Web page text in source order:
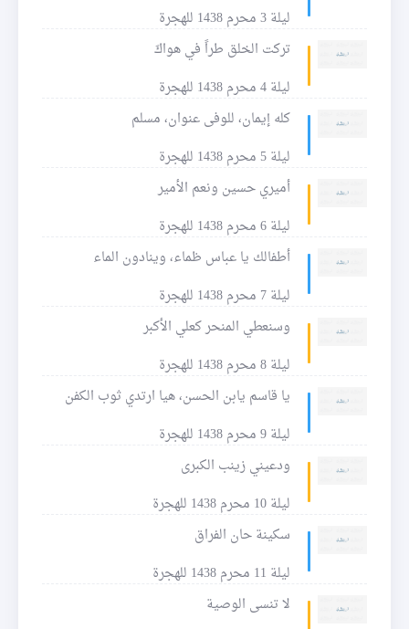
ليلة 3 محرم 1438 للهجرة
تركت الخلق طراً في هواكَ
ليلة 4 محرم 1438 للهجرة
كله إيمان، للوفى عنوان، مسلم
ليلة 5 محرم 1438 للهجرة
أميري حسين ونعم الأمير
ليلة 6 محرم 1438 للهجرة
أطفالك يا عباس ظماء، وينادون الماء
ليلة 7 محرم 1438 للهجرة
وسنعطي المنحر كعلي الأكبر
ليلة 8 محرم 1438 للهجرة
يا قاسم يابن الحسن، هيا ارتدي ثوب الكفن
ليلة 9 محرم 1438 للهجرة
ودعيني زينب الكبرى
ليلة 10 محرم 1438 للهجرة
سكينة حان الفراق
ليلة 11 محرم 1438 للهجرة
لا تنسى الوصية